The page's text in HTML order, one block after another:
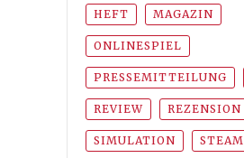
HEFT MAGAZIN
ONLINESPIEL
PRESSEMITTEILUNG
REVIEW REZENSION
SIMULATION STEAM